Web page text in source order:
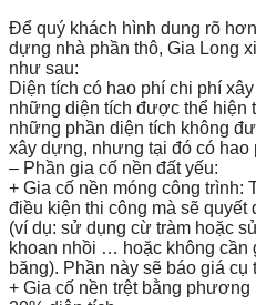
Để quý khách hình dung rõ
dựng nhà phần thô, Gia Long
như sau:
Diện tích có hao phí chi phí
những diện tích được thể hiện
những phần diện tích không
xây dựng, nhưng tại đó có hao
– Phần gia cố nền đất yếu:
+ Gia cố nền móng công trình:
điều kiện thi công mà sẽ
(ví dụ: sử dụng cừ tràm hoặc
khoan nhồi … hoặc không cần
băng). Phần này sẽ báo giá cụ
+ Gia cố nền trệt bằng